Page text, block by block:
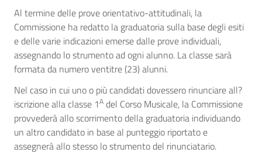
Al termine delle prove orientativo-attitudinali, la
Commissione ha redatto la graduatoria sulla base degli esiti
e delle varie indicazioni emerse dalle prove individuali,
assegnando lo strumento ad ogni alunno. La classe sarà
formata da numero ventitre (23) alunni.
Nel caso in cui uno o più candidati dovessero rinunciare all?
iscrizione alla classe 1A del Corso Musicale, la Commissione
provvederà allo scorrimento della graduatoria individuando
un altro candidato in base al punteggio riportato e
assegnerà allo stesso lo strumento del rinunciatario.